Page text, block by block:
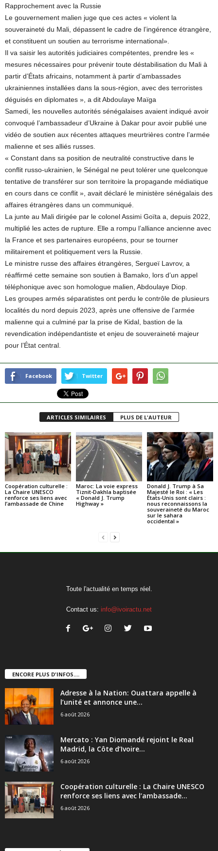
Rapprochement avec la Russie
Le gouvernement malien juge que ces actes « violent la
souveraineté du Mali, dépassent le cadre de l’ingérence étrangère,
et constituent un soutien au terrorisme international».
Il va saisir les autorités judiciaires compétentes, prendre les «
mesures nécessaires pour prévenir toute déstabilisation du Mali à
partir d’États africains, notamment à partir d’ambassades
ukrainiennes installées dans la sous-région, avec des terroristes
déguisés en diplomates », a dit Abdoulaye Maïga
Samedi, les nouvelles autorités sénégalaises avaient indiqué avoir
convoqué l’ambassadeur d’Ukraine à Dakar pour avoir publié une
vidéo de soutien aux récentes attaques meurtrières contre l’armée
malienne et ses alliés russes.
« Constant dans sa position de neutralité constructive dans le
conflit russo-ukrainien, le Sénégal ne peut tolérer une quelconque
tentative de transférer sur son territoire la propagande médiatique
en cours dans ce conflit », avait déclaré le ministère sénégalais des
affaires étrangères dans un communiqué.
La junte au Mali dirigée par le colonel Assimi Goïta a, depuis 2022,
multiplié les actes de rupture. Elle a rompu l’alliance ancienne avec
la France et ses partenaires européens, pour se tourner
militairement et politiquement vers la Russie.
Le ministre russe des affaires étrangères, Sergueï Lavrov, a
réaffirmé cette semaine son soutien à Bamako, lors d’un appel
téléphonique avec son homologue malien, Abdoulaye Diop.
Les groupes armés séparatistes ont perdu le contrôle de plusieurs
localités du nord depuis 2023, après une offensive de l’armée
malienne qui a culminé par la prise de Kidal, bastion de la
revendication indépendantiste et enjeu de souveraineté majeur
pour l’État central.
Facebook Twitter
ARTICLES SIMILAIRES PLUS DE L'AUTEUR
Coopération culturelle :
La Chaire UNESCO
renforce ses liens avec
l’ambassade de Chine
Maroc: La voie express
Tiznit-Dakhla baptisée
« Donald J. Trump
Highway »
Donald J. Trump à Sa
Majesté le Roi : « Les
États-Unis sont clairs :
nous reconnaissons la
souveraineté du Maroc
sur le sahara
occidental »
Toute l'actualité en temps réel.
Contact us: info@ivoiractu.net
ENCORE PLUS D'INFOS....
Adresse à la Nation: Ouattara appelle à
l’unité et annonce une...
6 août 2026
Mercato : Yan Diomandé rejoint le Real
Madrid, la Côte d’Ivoire...
6 août 2026
Coopération culturelle : La Chaire UNESCO
renforce ses liens avec l’ambassade...
6 août 2026